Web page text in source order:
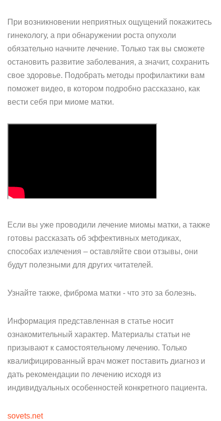
При возникновении неприятных ощущений покажитесь
гинекологу, а при обнаружении роста опухоли
обязательно начните лечение. Только так вы сможете
остановить развитие заболевания, а значит, сохранить
свое здоровье. Подобрать методы профилактики вам
поможет видео, в котором подробно рассказано, как
вести себя при миоме матки.
Если вы уже проводили лечение миомы матки, а также
готовы рассказать об эффективных методиках,
способах излечения – оставляйте свои отзывы, они
будут полезными для других читателей.
Узнайте также, фиброма матки - что это за болезнь.
Информация представленная в статье носит
ознакомительный характер. Материалы статьи не
призывают к самостоятельному лечению. Только
квалифицированный врач может поставить диагноз и
дать рекомендации по лечению исходя из
индивидуальных особенностей конкретного пациента.
sovets.net